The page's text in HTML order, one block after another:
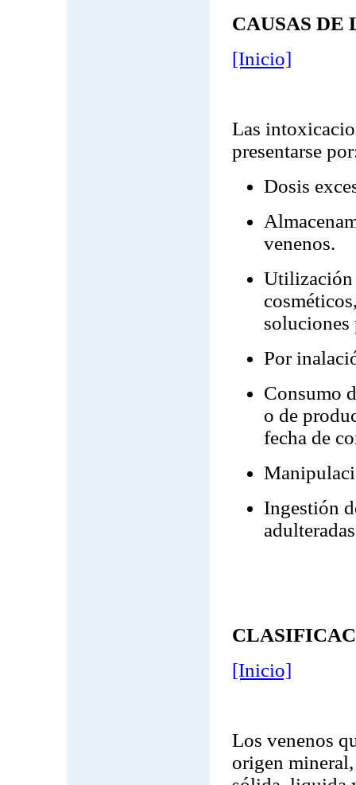
CAUSAS DE
[Inicio]
Las
presentarse
Dosis
venenos.
Utilización
soluciones
Por
Consumo
o de
fecha de
Ingestión
[Inicio]
Los venenos
origen